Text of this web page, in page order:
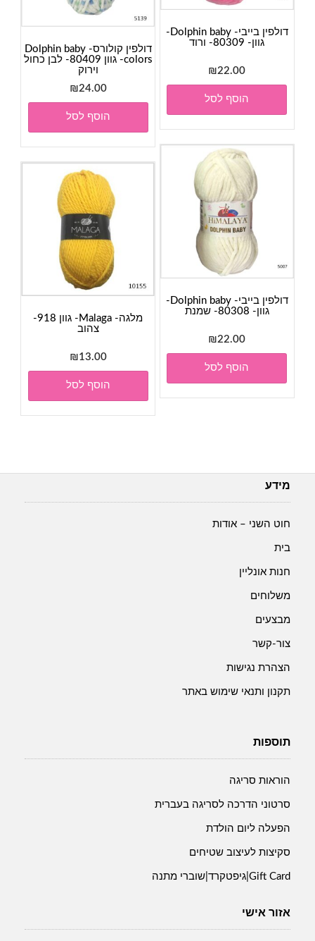
דולפין בייבי- Dolphin baby-
גוון- 80309- ורוד
₪22.00
הוסף לסל
דולפין קולורס- Dolphin baby
colors- גוון 80409- לבן כחול
וירוק
₪24.00
הוסף לסל
דולפין בייבי- Dolphin baby-
גוון- 80308- שמנת
₪22.00
הוסף לסל
מלגה- Malaga- גוון 918-
צהוב
₪13.00
הוסף לסל
מידע
חוט השני – אודות
בית
חנות אונליין
משלוחים
מבצעים
צור-קשר
הצהרת נגישות
תקנון ותנאי שימוש באתר
תוספות
הוראות סריגה
סרטוני הדרכה לסריגה בעברית
הפעלה ליום הולדת
סקיצות לעיצוב שטיחים
Gift Card|גיפטקרד|שוברי מתנה
אזור אישי